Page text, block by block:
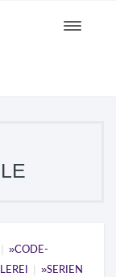
Toggle
|
CODE-
|
SERIEN